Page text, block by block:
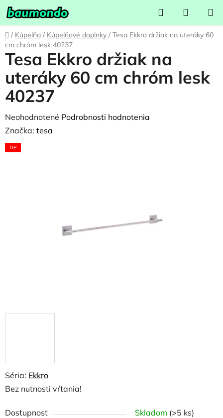
Prejsť
na
obsah
Hľadať
KOŠÍK
Domov
/ Kúpeľňa / Kúpeľňové doplnky / Tesa Ekkro držiak na uteráky 60
cm chróm lesk 40237
Séria: Ekkro
Bez nutnosti vŕtania!
Dostupnosť Skladom (>5 ks)
Tesa Ekkro držiak na
uteráky 60 cm chróm lesk
40237
Priemerné
hodnotenie
produktu
Neohodnotené Podrobnosti hodnotenia
Značka: tesa
TIP